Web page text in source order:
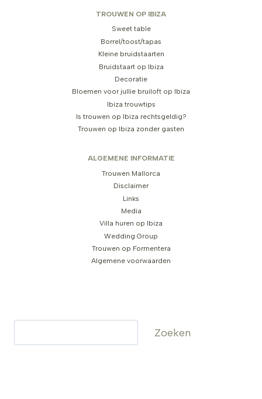
TROUWEN OP IBIZA
Sweet table
Borrel/toost/tapas
Kleine bruidstaarten
Bruidstaart op Ibiza
Decoratie
Bloemen voor jullie bruiloft op Ibiza
Ibiza trouwtips
Is trouwen op Ibiza rechtsgeldig?
Trouwen op Ibiza zonder gasten
ALGEMENE INFORMATIE
Trouwen Mallorca
Disclaimer
Links
Media
Villa huren op Ibiza
Wedding Group
Trouwen op Formentera
Algemene voorwaarden
Zoeken